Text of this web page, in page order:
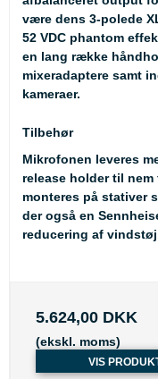
være dens 3-polede
52 VDC phantom
en lang række
mixeradaptere samt
kameraer.
Tilbehør
Mikrofonen leveres
release holder til
monteres på stativer
der også en
reducering af
5.624,00 DKK
(ekskl. moms)
VIS